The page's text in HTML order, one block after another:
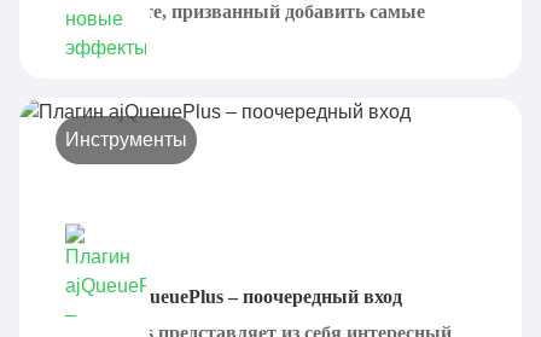
Майнкрафте, призванный добавить самые
разные...
Инструменты
Плагин ajQueuePlus – поочередный вход
ajQueuePlus представляет из себя интересный